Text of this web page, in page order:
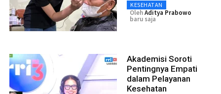
KESEHATAN
OlehAditya Prabowo
baru saja
Akademisi Soroti
Pentingnya Empati
dalam Pelayanan
Kesehatan